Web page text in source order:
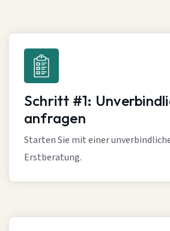
Schritt #1:
anfragen
Starten Sie mit einer
Erstberatung.